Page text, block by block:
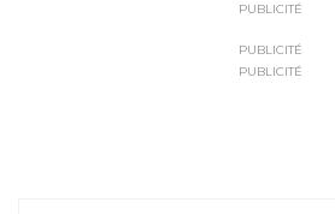
PUBLICITÉ
PUBLICITÉ
PUBLICITÉ